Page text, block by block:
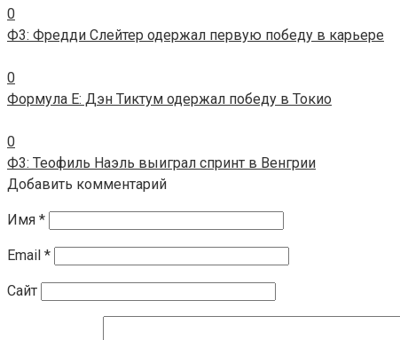
0
Ф3: Фредди Слейтер одержал первую победу в карьере
0
Формула E: Дэн Тиктум одержал победу в Токио
0
Ф3: Теофиль Наэль выиграл спринт в Венгрии
Добавить комментарий
Имя *
Email *
Сайт